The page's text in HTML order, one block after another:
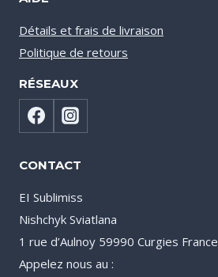
Détails et frais de livraison
Politique de retours
RÉSEAUX
CONTACT
EI Sublimiss
Nishchyk Sviatlana
1 rue d’Aulnoy 59990 Curgies France
Appelez nous au :